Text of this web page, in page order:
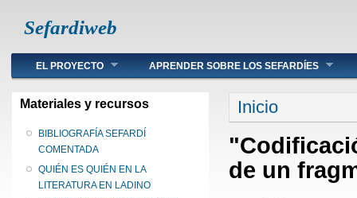
Sefardiweb
Main menu
EL PROYECTO APRENDER SOBRE LOS SEFARDÍES
Materiales y recursos
BIBLIOGRAFÍA SEFARDÍ
COMENTADA
QUIÉN ES QUIÉN EN LA
LITERATURA EN LADINO
Se encuentra
Inicio
de un